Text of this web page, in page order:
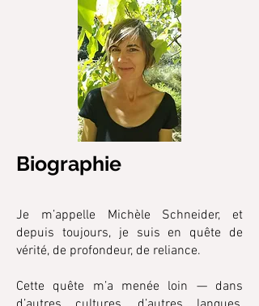
Biographie
Je m’appelle Michèle Schneider, et
depuis toujours, je suis en quête de
vérité, de profondeur, de reliance.
Cette quête m’a menée loin — dans